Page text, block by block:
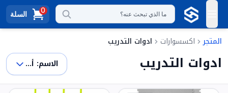
ما الذي تبحث عنه؟ 0 السلة
المتجر اكسسوارات ادوات التدريب
ادوات التدريب الاسم: أ -> ي